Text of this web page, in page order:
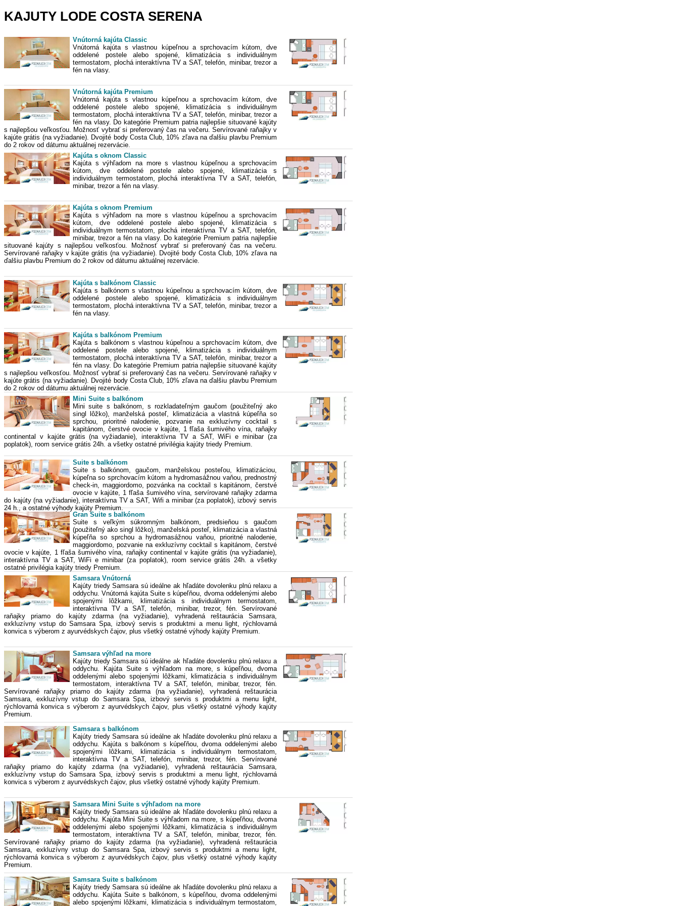
KAJUTY LODE COSTA SERENA
Vnútorná kajúta Classic
Vnútorná kajúta s vlastnou kúpeľnou a sprchovacím kútom, dve
oddelené postele alebo spojené, klimatizácia s individuálnym
termostatom, plochá interaktívna TV a SAT, telefón, minibar, trezor a
fén na vlasy.
Vnútorná kajúta Premium
Vnútorná kajúta s vlastnou kúpeľnou a sprchovacím kútom, dve
oddelené postele alebo spojené, klimatizácia s individuálnym
termostatom, plochá interaktívna TV a SAT, telefón, minibar, trezor a
fén na vlasy. Do kategórie Premium patria najlepšie situované kajúty
s najlepšou veľkosťou. Možnosť vybrať si preferovaný čas na večeru. Servírované raňajky v
kajúte grátis (na vyžiadanie). Dvojité body Costa Club, 10% zľava na ďalšiu plavbu Premium
do 2 rokov od dátumu aktuálnej rezervácie.
Kajúta s oknom Classic
Kajúta s výhľadom na more s vlastnou kúpeľnou a sprchovacím
kútom, dve oddelené postele alebo spojené, klimatizácia s
individuálnym termostatom, plochá interaktívna TV a SAT, telefón,
minibar, trezor a fén na vlasy.
Kajúta s oknom Premium
Kajúta s výhľadom na more s vlastnou kúpeľnou a sprchovacím
kútom, dve oddelené postele alebo spojené, klimatizácia s
individuálnym termostatom, plochá interaktívna TV a SAT, telefón,
minibar, trezor a fén na vlasy. Do kategórie Premium patria najlepšie
situované kajúty s najlepšou veľkosťou. Možnosť vybrať si preferovaný čas na večeru.
Servírované raňajky v kajúte grátis (na vyžiadanie). Dvojité body Costa Club, 10% zľava na
ďalšiu plavbu Premium do 2 rokov od dátumu aktuálnej rezervácie.
Kajúta s balkónom Classic
Kajúta s balkónom s vlastnou kúpeľnou a sprchovacím kútom, dve
oddelené postele alebo spojené, klimatizácia s individuálnym
termostatom, plochá interaktívna TV a SAT, telefón, minibar, trezor a
fén na vlasy.
Kajúta s balkónom Premium
Kajúta s balkónom s vlastnou kúpeľnou a sprchovacím kútom, dve
oddelené postele alebo spojené, klimatizácia s individuálnym
termostatom, plochá interaktívna TV a SAT, telefón, minibar, trezor a
fén na vlasy. Do kategórie Premium patria najlepšie situované kajúty
s najlepšou veľkosťou. Možnosť vybrať si preferovaný čas na večeru. Servírované raňajky v
kajúte grátis (na vyžiadanie). Dvojité body Costa Club, 10% zľava na ďalšiu plavbu Premium
do 2 rokov od dátumu aktuálnej rezervácie.
Mini Suite s balkónom
Mini suite s balkónom, s rozkladateľným gaučom (použiteľný ako
singl lôžko), manželská posteľ, klimatizácia a vlastná kúpeľňa so
sprchou, prioritné nalodenie, pozvanie na exkluzívny cocktail s
kapitánom, čerstvé ovocie v kajúte, 1 fľaša šumivého vína, raňajky
continental v kajúte grátis (na vyžiadanie), interaktívna TV a SAT, WiFi e minibar (za
poplatok), room service grátis 24h. a všetky ostatné privilégia kajúty triedy Premium.
Suite s balkónom
Suite s balkónom, gaučom, manželskou posteľou, klimatizáciou,
kúpeľna so sprchovacím kútom a hydromasážnou vaňou, prednostný
check-in, maggiordomo, pozvánka na cocktail s kapitánom, čerstvé
ovocie v kajúte, 1 fľaša šumivého vína, servírované raňajky zdarma
do kajúty (na vyžiadanie), interaktívna TV a SAT, Wifi a minibar (za poplatok), izbový servis
24 h., a ostatné výhody kajúty Premium.
Gran Suite s balkónom
Suite s veľkým súkromným balkónom, predsieňou s gaučom
(použiteľný ako singl lôžko), manželská posteľ, klimatizácia a vlastná
kúpeľňa so sprchou a hydromasážnou vaňou, prioritné nalodenie,
maggiordomo, pozvanie na exkluzívny cocktail s kapitánom, čerstvé
ovocie v kajúte, 1 fľaša šumivého vína, raňajky continental v kajúte grátis (na vyžiadanie),
interaktívna TV a SAT, WiFi e minibar (za poplatok), room service grátis 24h. a všetky
ostatné privilégia kajúty triedy Premium.
Samsara Vnútorná
Kajúty triedy Samsara sú ideálne ak hľadáte dovolenku plnú relaxu a
oddychu. Vnútorná kajúta Suite s kúpeľňou, dvoma oddelenými alebo
spojenými lôžkami, klimatizácia s individuálnym termostatom,
interaktívna TV a SAT, telefón, minibar, trezor, fén. Servírované
raňajky priamo do kajúty zdarma (na vyžiadanie), vyhradená reštaurácia Samsara,
exkluzívny vstup do Samsara Spa, izbový servis s produktmi a menu light, rýchlovarná
konvica s výberom z ayurvédskych čajov, plus všetký ostatné výhody kajúty Premium.
Samsara výhľad na more
Kajúty triedy Samsara sú ideálne ak hľadáte dovolenku plnú relaxu a
oddychu. Kajúta Suite s výhľadom na more, s kúpeľňou, dvoma
oddelenými alebo spojenými lôžkami, klimatizácia s individuálnym
termostatom, interaktívna TV a SAT, telefón, minibar, trezor, fén.
Servírované raňajky priamo do kajúty zdarma (na vyžiadanie), vyhradená reštaurácia
Samsara, exkluzívny vstup do Samsara Spa, izbový servis s produktmi a menu light,
rýchlovarná konvica s výberom z ayurvédskych čajov, plus všetký ostatné výhody kajúty
Premium.
Samsara s balkónom
Kajúty triedy Samsara sú ideálne ak hľadáte dovolenku plnú relaxu a
oddychu. Kajúta s balkónom s kúpeľňou, dvoma oddelenými alebo
spojenými lôžkami, klimatizácia s individuálnym termostatom,
interaktívna TV a SAT, telefón, minibar, trezor, fén. Servírované
raňajky priamo do kajúty zdarma (na vyžiadanie), vyhradená reštaurácia Samsara,
exkluzívny vstup do Samsara Spa, izbový servis s produktmi a menu light, rýchlovarná
konvica s výberom z ayurvédskych čajov, plus všetký ostatné výhody kajúty Premium.
Samsara Mini Suite s výhľadom na more
Kajúty triedy Samsara sú ideálne ak hľadáte dovolenku plnú relaxu a
oddychu. Kajúta Mini Suite s výhľadom na more, s kúpeľňou, dvoma
oddelenými alebo spojenými lôžkami, klimatizácia s individuálnym
termostatom, interaktívna TV a SAT, telefón, minibar, trezor, fén.
Servírované raňajky priamo do kajúty zdarma (na vyžiadanie), vyhradená reštaurácia
Samsara, exkluzívny vstup do Samsara Spa, izbový servis s produktmi a menu light,
rýchlovarná konvica s výberom z ayurvédskych čajov, plus všetký ostatné výhody kajúty
Premium.
Samsara Suite s balkónom
Kajúty triedy Samsara sú ideálne ak hľadáte dovolenku plnú relaxu a
oddychu. Kajúta Suite s balkónom, s kúpeľňou, dvoma oddelenými
alebo spojenými lôžkami, klimatizácia s individuálnym termostatom,